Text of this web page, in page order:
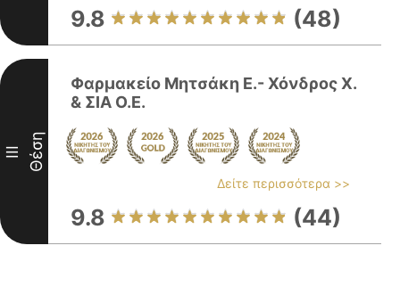
9.8 (48)
III Θέση
Φαρμακείο Μητσάκη Ε.- Χόνδρος Χ.
& ΣΙΑ Ο.Ε.
Δείτε περισσότερα >>
9.8 (44)